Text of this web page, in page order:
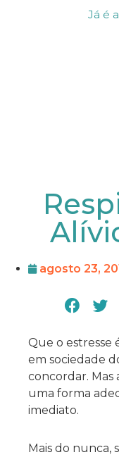
Já é
agosto 23,
Que o estresse
em sociedade
concordar. Mas
uma forma
imediato.
Mais do nunca,